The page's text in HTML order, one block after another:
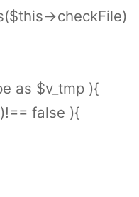
>checkFile)
as $v_tmp ){
false ){